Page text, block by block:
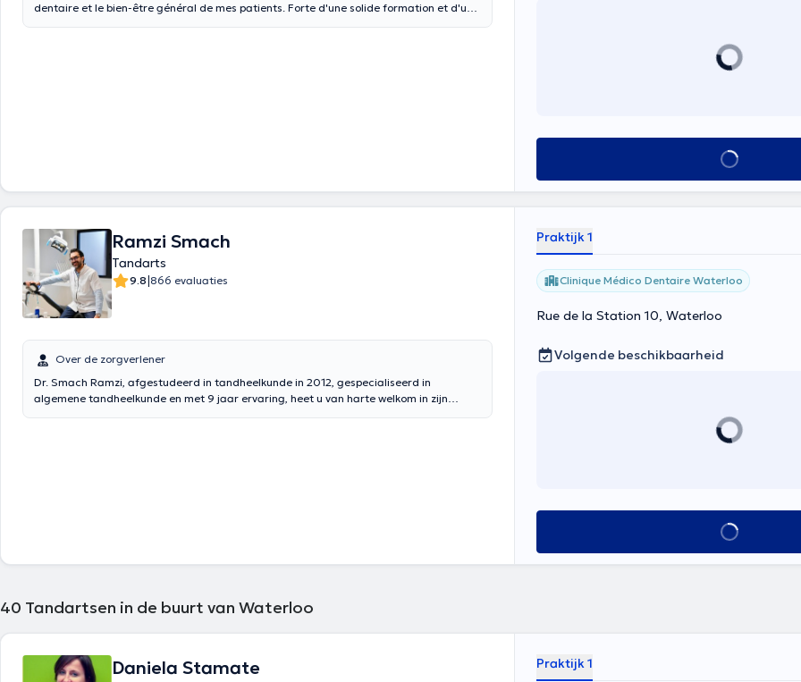
dentaire et le bien-être général de mes patients. Forte d'une solide formation et d'une
individu grâce à des soins dentaires personnalisés et attentifs.
Alles zien
Ramzi Smach
Tandarts
9.8|866 evaluaties
Over de zorgverlener
Dr. Smach Ramzi, afgestudeerd in tandheelkunde in 2012, gespecialiseerd in
algemene tandheelkunde en met 9 jaar ervaring, heet u van harte welkom in zijn
Praktijk 1
Clinique Médico Dentaire Waterloo
Rue de la Station 10, Waterloo
Volgende beschikbaarheid
Alles zien
40 Tandartsen in de buurt van Waterloo
Daniela Stamate Praktijk 1